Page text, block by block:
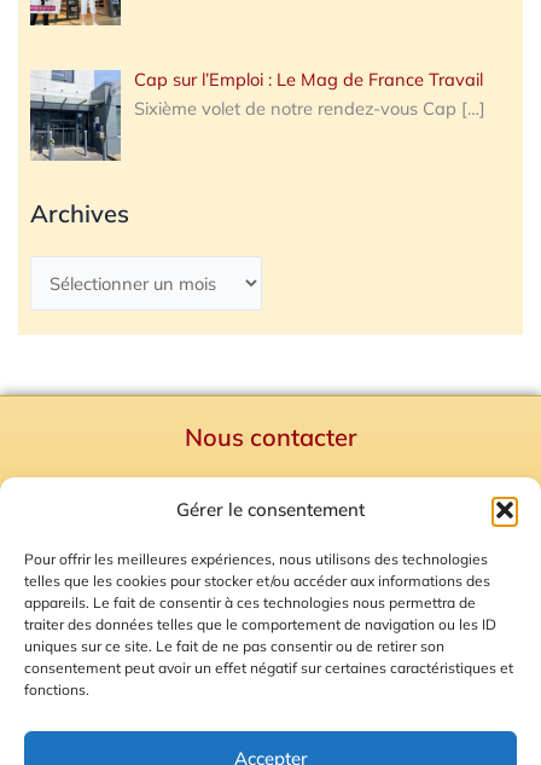
Gérer le consentement
Pour offrir les meilleures expériences, nous utilisons des technologies
telles que les cookies pour stocker et/ou accéder aux informations des
appareils. Le fait de consentir à ces technologies nous permettra de
traiter des données telles que le comportement de navigation ou les ID
uniques sur ce site. Le fait de ne pas consentir ou de retirer son
consentement peut avoir un effet négatif sur certaines caractéristiques et
fonctions.
Accepter
Cap sur l’Emploi : Le Mag de France Travail
Sixième volet de notre rendez-vous Cap […]
Archives
Nous contacter
Mentions Légales
Plan du site
Gestion des Cookies